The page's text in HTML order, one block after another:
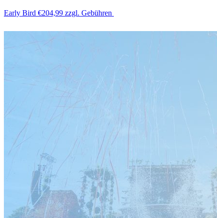
Early Bird €204,99 zzgl. Gebühren